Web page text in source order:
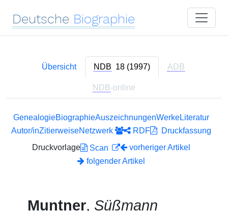
Deutsche Biographie
Übersicht NDB 18 (1997) ADB
NDB-online
GenealogieBiographieAuszeichnungenWerkeLiteratur
Autor/inZitierweiseNetzwerk RDF
Druckfassung
Druckvorlage
Scan
vorheriger Artikel
folgender Artikel
Muntner, Süßmann